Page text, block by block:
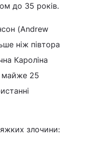
до 35 років.
(Andrew
ніж півтора
Кароліна
майже 25
злочини: